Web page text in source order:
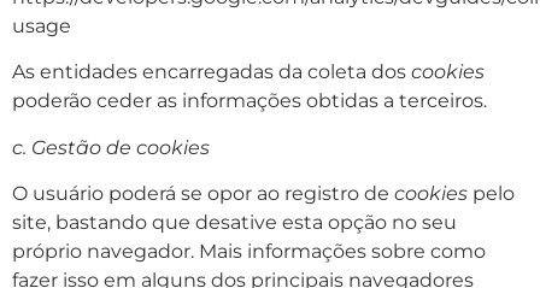
usage
As entidades encarregadas da coleta dos cookies
poderão ceder as informações obtidas a terceiros.
c. Gestão de cookies
O usuário poderá se opor ao registro de cookies pelo
site, bastando que desative esta opção no seu
próprio navegador. Mais informações sobre como
fazer isso em alguns dos principais navegadores